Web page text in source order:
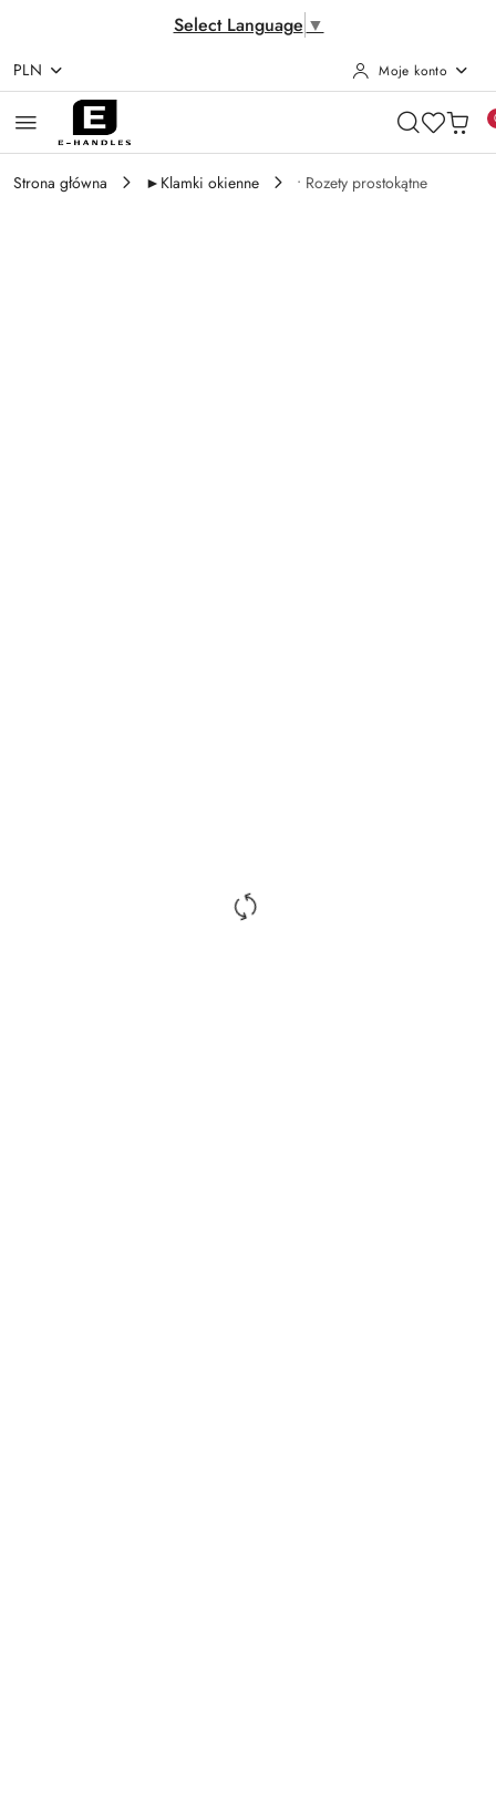
Select Language ▼
Przejdź do treści głównej
Przejdź do wyszukiwarki
Przejdź do moje konto
Przejdź do menu głównego
Przejdź do opisu produktu
Przejdź do stopki
PLN Moje konto
Strona główna ►Klamki okienne • Rozety prostokątne